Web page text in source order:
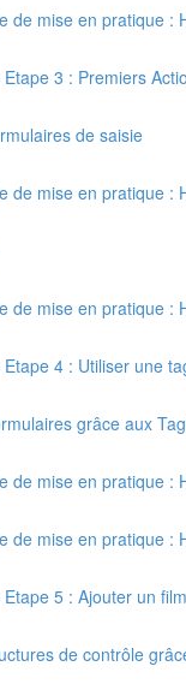
de mise en pratique :
3 : Premiers
de saisie
de mise en pratique :
de mise en pratique :
4 : Utiliser une
grâce aux
de mise en pratique :
de mise en pratique :
5 : Ajouter un
de contrôle